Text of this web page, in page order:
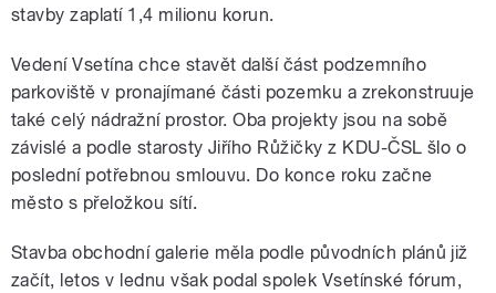
stavby zaplatí 1,4 milionu korun.
Vedení Vsetína chce stavět další část podzemního
parkoviště v pronajímané části pozemku a zrekonstruuje
také celý nádražní prostor. Oba projekty jsou na sobě
závislé a podle starosty Jiřího Růžičky z KDU-ČSL šlo o
poslední potřebnou smlouvu. Do konce roku začne
město s přeložkou sítí.
Stavba obchodní galerie měla podle původních plánů již
začít, letos v lednu však podal spolek Vsetínské fórum,